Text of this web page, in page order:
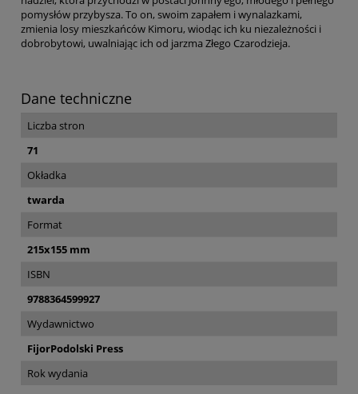
pomysłów przybysza. To on, swoim zapałem i wynalazkami,
zmienia losy mieszkańców Kimoru, wiodąc ich ku niezależności i
dobrobytowi, uwalniając ich od jarzma Złego Czarodzieja.
Dane techniczne
Liczba stron
71
Okładka
twarda
Format
215x155 mm
ISBN
9788364599927
Wydawnictwo
FijorPodolski Press
Rok wydania